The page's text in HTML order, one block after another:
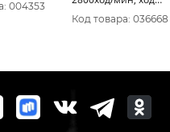
004353
пилки18мм, 1, 9кг)
10063150
Код товара: 036668